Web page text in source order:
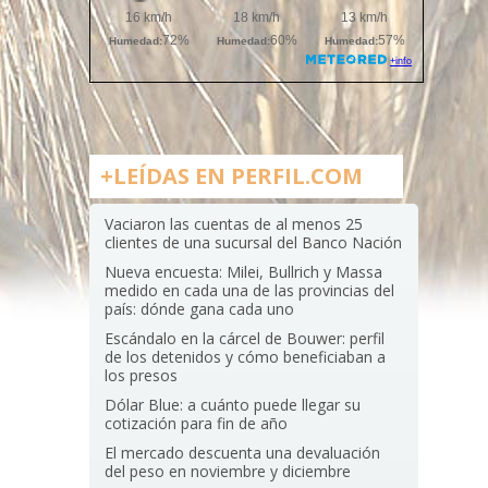
+LEÍDAS EN PERFIL.COM
Vaciaron las cuentas de al menos 25
clientes de una sucursal del Banco Nación
Nueva encuesta: Milei, Bullrich y Massa
medido en cada una de las provincias del
país: dónde gana cada uno
Escándalo en la cárcel de Bouwer: perfil
de los detenidos y cómo beneficiaban a
los presos
Dólar Blue: a cuánto puede llegar su
cotización para fin de año
El mercado descuenta una devaluación
del peso en noviembre y diciembre